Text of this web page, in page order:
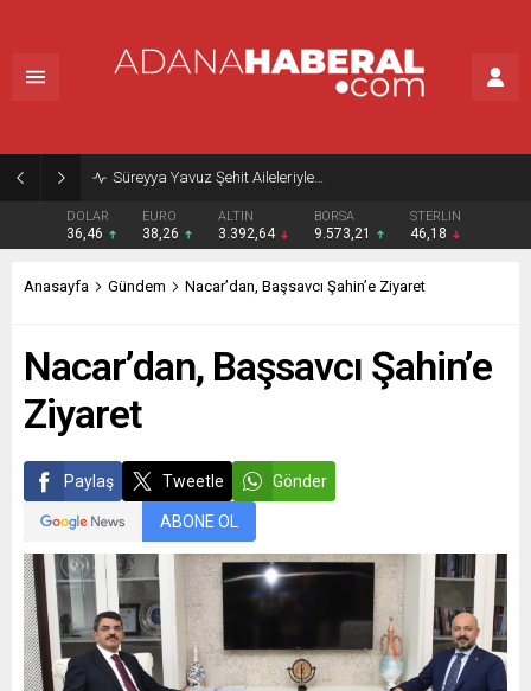
Süreyya Yavuz Şehit Aileleriyle…
DOLAR
36,46
EURO
38,26
ALTIN
3.392,64
BORSA
9.573,21
STERLIN
46,18
Anasayfa Gündem Nacar’dan, Başsavcı Şahin’e Ziyaret
Nacar’dan, Başsavcı Şahin’e
Ziyaret
Paylaş Tweetle Gönder
ABONE OL